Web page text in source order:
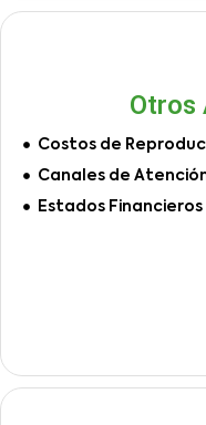
Otros
Costos de
Canales de
Estados